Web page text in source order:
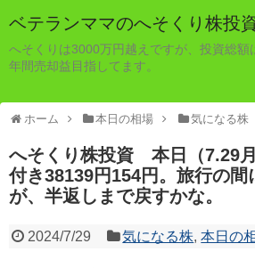
ベテランママのへそくり株投
へそくりは3000万円越えですが、投資総
年間売却益目指してます。
ホーム 本日の相場 気になる株
へそくり株投資 本日（7.29
付き38139円154円。旅行の間
が、半返しまで戻すかな。
2024/7/29 気になる株,本日の